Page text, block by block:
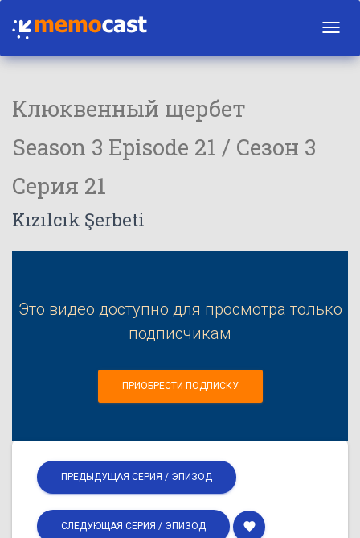
Клюквенный щербет
Season 3 Episode 21 / Сезон 3
Серия 21
Kızılcık Şerbeti
Это видео доступно для просмотра только
подписчикам
ПРИОБРЕСТИ ПОДПИСКУ
ПРЕДЫДУЩАЯ СЕРИЯ / ЭПИЗОД
СЛЕДУЮЩАЯ СЕРИЯ / ЭПИЗОД favorite